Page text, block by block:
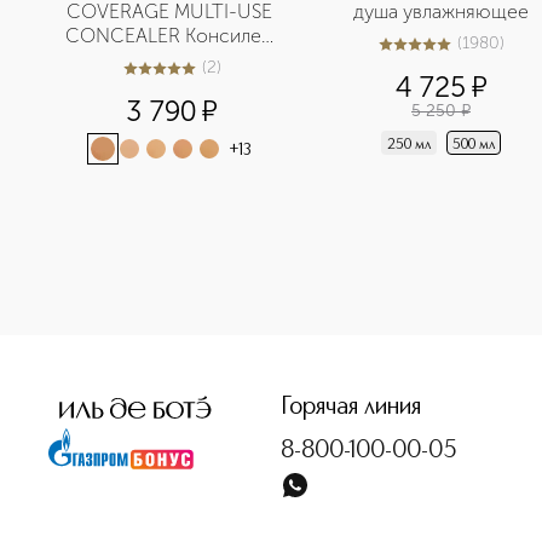
COVERAGE MULTI-USE
CONCEALER Консилер
с высокой степенью
5из 52 (2)
3 790¤
+13
душа увлажняющее
5из 51980 (1980)
4 725 ¤
5 250 ¤
250 мл 500 мл
Горячая линия
8-800-100-00-05